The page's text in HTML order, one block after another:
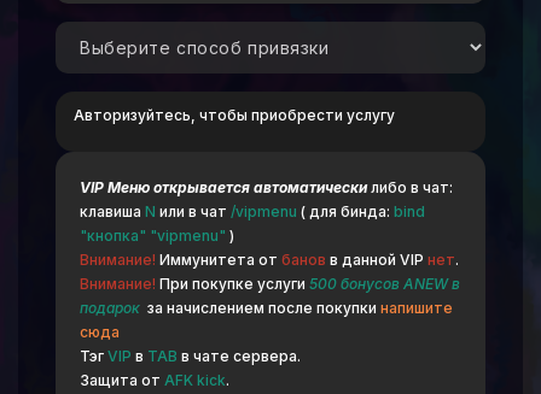
Авторизуйтесь, чтобы приобрести услугу
VIP Меню открывается автоматическилибо в чат:
клавиша N или в чат /vipmenu ( для бинда: bind
"кнопка" "vipmenu" )
Внимание! Иммунитета от банов в данной VIP нет.
Внимание! При покупке услуги 500 бонусов ANEW в
подарок за начислением после покупки напишите
сюда
Тэг VIP в TAB в чате сервера.
Защита от AFK kick.